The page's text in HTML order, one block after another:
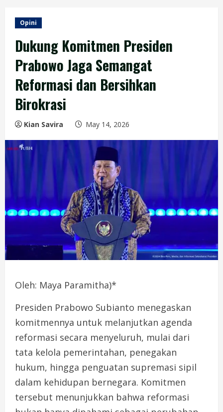
Opini
Dukung Komitmen Presiden
Prabowo Jaga Semangat
Reformasi dan Bersihkan
Birokrasi
Kian Savira May 14, 2026
Oleh: Maya Paramitha)*
Presiden Prabowo Subianto menegaskan
komitmennya untuk melanjutkan agenda
reformasi secara menyeluruh, mulai dari
tata kelola pemerintahan, penegakan
hukum, hingga penguatan supremasi sipil
dalam kehidupan bernegara. Komitmen
tersebut menunjukkan bahwa reformasi